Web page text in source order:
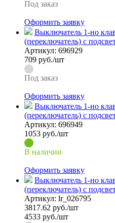
Под заказ
Оформить заявку
Выключатель 1-но
(переключатель) с
Артикул: 696929
709 руб./шт
Под заказ
Оформить заявку
Выключатель 1-но
(переключатель) с
Артикул: 696949
1053 руб./шт
В наличии
Оформить заявку
Выключатель 1-но
(переключатель) с
Артикул: lr_026795
3817.62 руб./шт
4533 руб./шт